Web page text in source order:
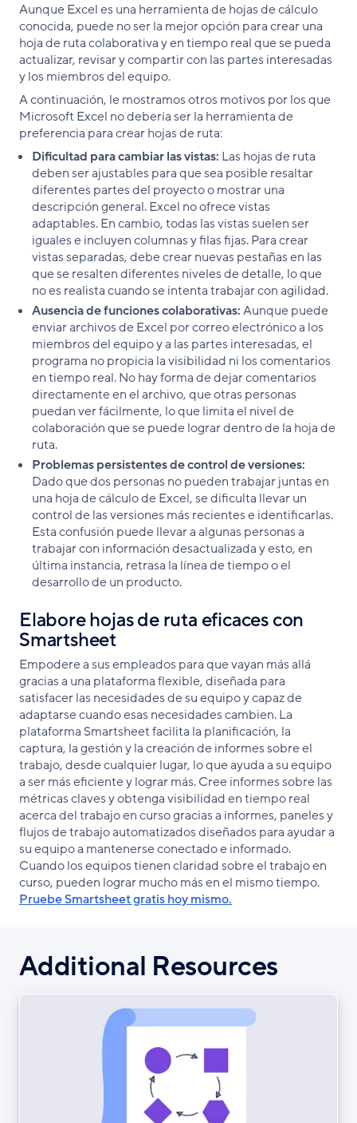
Aunque Excel es una herramienta de hojas de cálculo
conocida, puede no ser la mejor opción para crear una
hoja de ruta colaborativa y en tiempo real que se pueda
actualizar, revisar y compartir con las partes interesadas
y los miembros del equipo.
A continuación, le mostramos otros motivos por los que
Microsoft Excel no debería ser la herramienta de
preferencia para crear hojas de ruta:
Dificultad para cambiar las vistas: Las hojas de ruta
deben ser ajustables para que sea posible resaltar
diferentes partes del proyecto o mostrar una
descripción general. Excel no ofrece vistas
adaptables. En cambio, todas las vistas suelen ser
iguales e incluyen columnas y filas fijas. Para crear
vistas separadas, debe crear nuevas pestañas en las
que se resalten diferentes niveles de detalle, lo que
no es realista cuando se intenta trabajar con agilidad.
Ausencia de funciones colaborativas:Aunque puede
enviar archivos de Excel por correo electrónico a los
miembros del equipo y a las partes interesadas, el
programa no propicia la visibilidad ni los comentarios
en tiempo real. No hay forma de dejar comentarios
directamente en el archivo, que otras personas
puedan ver fácilmente, lo que limita el nivel de
colaboración que se puede lograr dentro de la hoja de
ruta.
Problemas persistentes de control de versiones:
Dado que dos personas no pueden trabajar juntas en
una hoja de cálculo de Excel, se dificulta llevar un
control de las versiones más recientes e identificarlas.
Esta confusión puede llevar a algunas personas a
trabajar con información desactualizada y esto, en
última instancia, retrasa la línea de tiempo o el
desarrollo de un producto.
Elabore hojas de ruta eficaces con
Smartsheet
Empodere a sus empleados para que vayan más allá
gracias a una plataforma flexible, diseñada para
satisfacer las necesidades de su equipo y capaz de
adaptarse cuando esas necesidades cambien. La
plataforma Smartsheet facilita la planificación, la
captura, la gestión y la creación de informes sobre el
trabajo, desde cualquier lugar, lo que ayuda a su equipo
a ser más eficiente y lograr más. Cree informes sobre las
métricas claves y obtenga visibilidad en tiempo real
acerca del trabajo en curso gracias a informes, paneles y
flujos de trabajo automatizados diseñados para ayudar a
su equipo a mantenerse conectado e informado.
Cuando los equipos tienen claridad sobre el trabajo en
curso, pueden lograr mucho más en el mismo tiempo.
Pruebe Smartsheet gratis hoy mismo.
Additional Resources